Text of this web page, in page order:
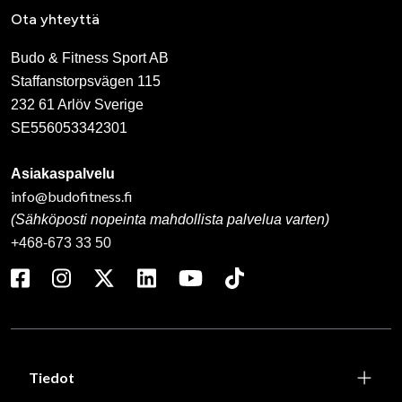
Ota yhteyttä
Budo & Fitness Sport AB
Staffanstorpsvägen 115
232 61 Arlöv Sverige
SE556053342301
Asiakaspalvelu
info@budofitness.fi
(Sähköposti nopeinta mahdollista palvelua varten)
+468-673 33 50
Tiedot